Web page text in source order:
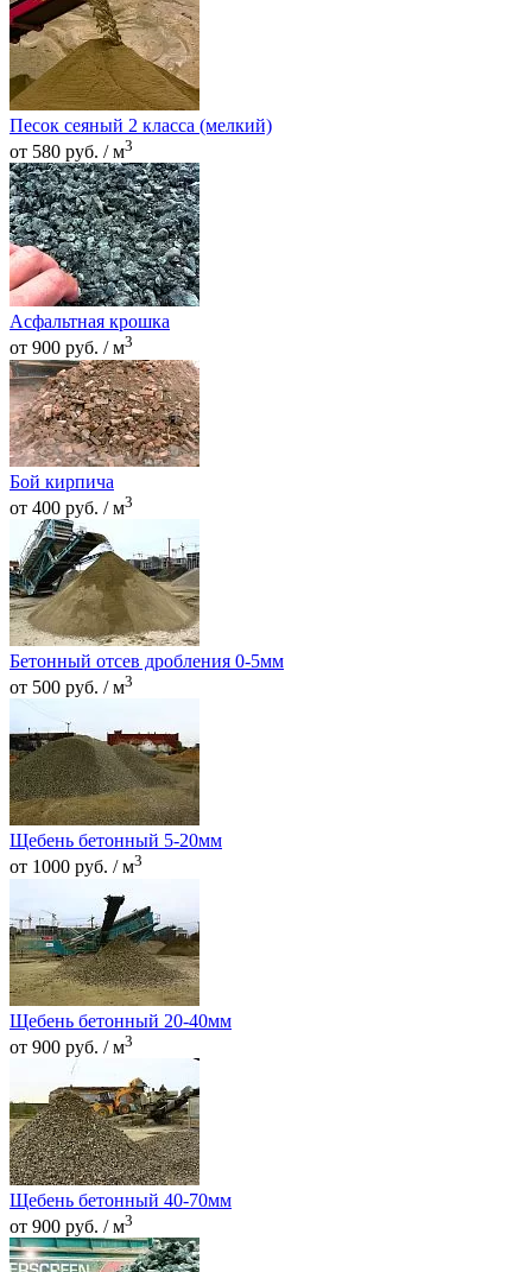
Песок сеяный 2 класса (мелкий)
от 580 руб. / м3
Асфальтная крошка
от 900 руб. / м3
Бой кирпича
от 400 руб. / м3
Бетонный отсев дробления 0-5мм
от 500 руб. / м3
Щебень бетонный 5-20мм
от 1000 руб. / м3
Щебень бетонный 20-40мм
от 900 руб. / м3
Щебень бетонный 40-70мм
от 900 руб. / м3